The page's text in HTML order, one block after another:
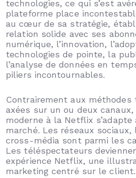
technologies, ce qui s’est
plateforme place
au cœur de sa stratégie,
relation solide avec ses
numérique, l’innovation,
technologies de pointe, la
l’analyse de données en
piliers incontournables.
Contrairement aux méthodes
axées sur un ou deux
moderne à la Netflix
marché. Les réseaux sociaux,
cross-média sont parmi les
Les téléspectateurs
expérience Netflix, une
marketing centré sur le client.